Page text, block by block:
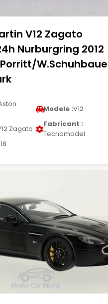
V12 Zagato
Nurburgring 2012
Modele :V12
Zagato
Fabricant :
Tecnomodel